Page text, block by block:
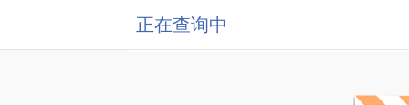
正在查询中